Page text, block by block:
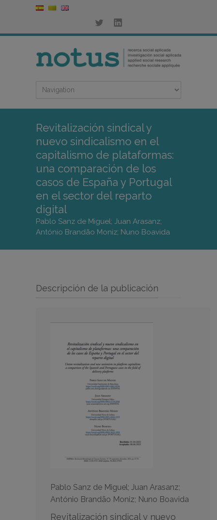
Revitalización sindical y
nuevo sindicalismo en el
capitalismo de plataformas:
una comparación de los
casos de España y Portugal
en el sector del reparto
digital
Pablo Sanz de Miguel; Juan Arasanz;
António Brandão Moniz; Nuno Boavida
Descripción de la publicación
Pablo Sanz de Miguel; Juan Arasanz;
António Brandão Moniz; Nuno Boavida
Revitalización sindical y nuevo